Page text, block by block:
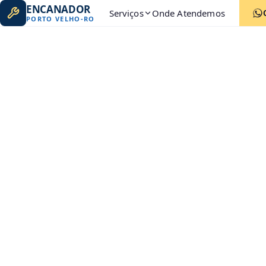
ENCANADOR
PORTO VELHO -RO Serviços Onde Atendemos